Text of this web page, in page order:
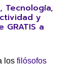
Tecnología,
y
GRATIS a
los filósofos